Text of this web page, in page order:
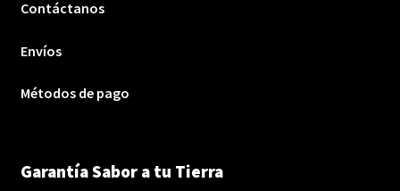
Contáctanos
Envíos
Métodos de pago
Garantía Sabor a tu Tierra